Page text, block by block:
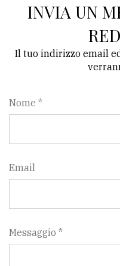
INVIA UN
Il tuo indirizzo email
Nome *
Email
Messaggio *